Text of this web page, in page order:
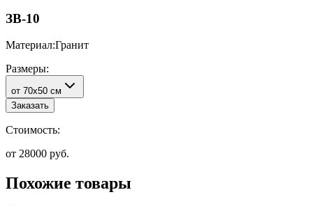
ЗВ-10
Материал:Гранит
Размеры:
от 70х50 см
Заказать
Стоимость:
от 28000 руб.
Похожие товары